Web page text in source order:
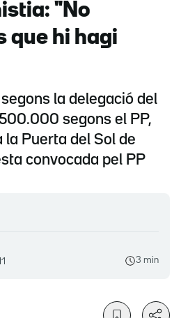
"No
que hi hagi
la delegació del
segons el PP,
la Puerta del Sol de
convocada pel PP
3 min